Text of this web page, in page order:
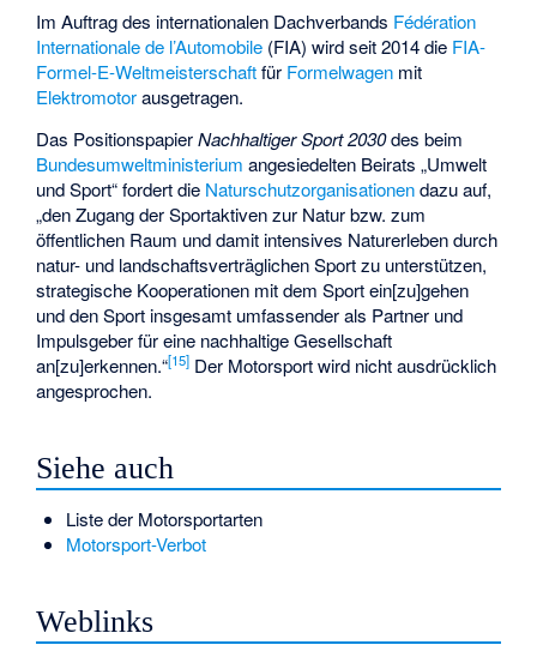
Im Auftrag des internationalen Dachverbands Fédération
Internationale de l’Automobile (FIA) wird seit 2014 die FIA-
Formel-E-Weltmeisterschaftfür Formelwagen mit
Elektromotorausgetragen.
Das PositionspapierNachhaltiger Sport 2030des beim
Bundesumweltministerium angesiedelten Beirats „Umwelt
und Sport“ fordert die Naturschutzorganisationendazu auf,
„den Zugang der Sportaktiven zur Natur bzw. zum
öffentlichen Raum und damit intensives Naturerleben durch
natur- und landschaftsverträglichen Sport zu unterstützen,
strategische Kooperationen mit dem Sport ein[zu]gehen
und den Sport insgesamt umfassender als Partner und
Impulsgeber für eine nachhaltige Gesellschaft
an[zu]erkennen.“[15] Der Motorsport wird nicht ausdrücklich
angesprochen.
Siehe auch
Liste der Motorsportarten
Motorsport-Verbot
Weblinks